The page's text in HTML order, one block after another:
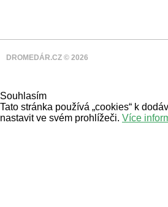
DROMEDÁR.CZ © 2026
Souhlasím
Tato stránka používá „cookies“ k
nastavit ve svém prohlížeči. Více